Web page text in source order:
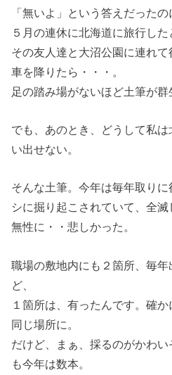
「無いよ」という答えだったの
５月の連休に北海道に旅行した
その友人達と大沼公園に連れ
車を降りたら・・・。
足の踏み場がないほど土筆が群
でも、あのとき、どうして私
い出せない。
そんな土筆。今年は毎年取り
シに掘り起こされていて、全滅
無性に・・悲しかった。
職場の敷地内にも２箇所、毎
ど、
１箇所は、有ったんです。確
同じ場所に。
だけど、まぁ、採るのがかわ
も今年は数本。